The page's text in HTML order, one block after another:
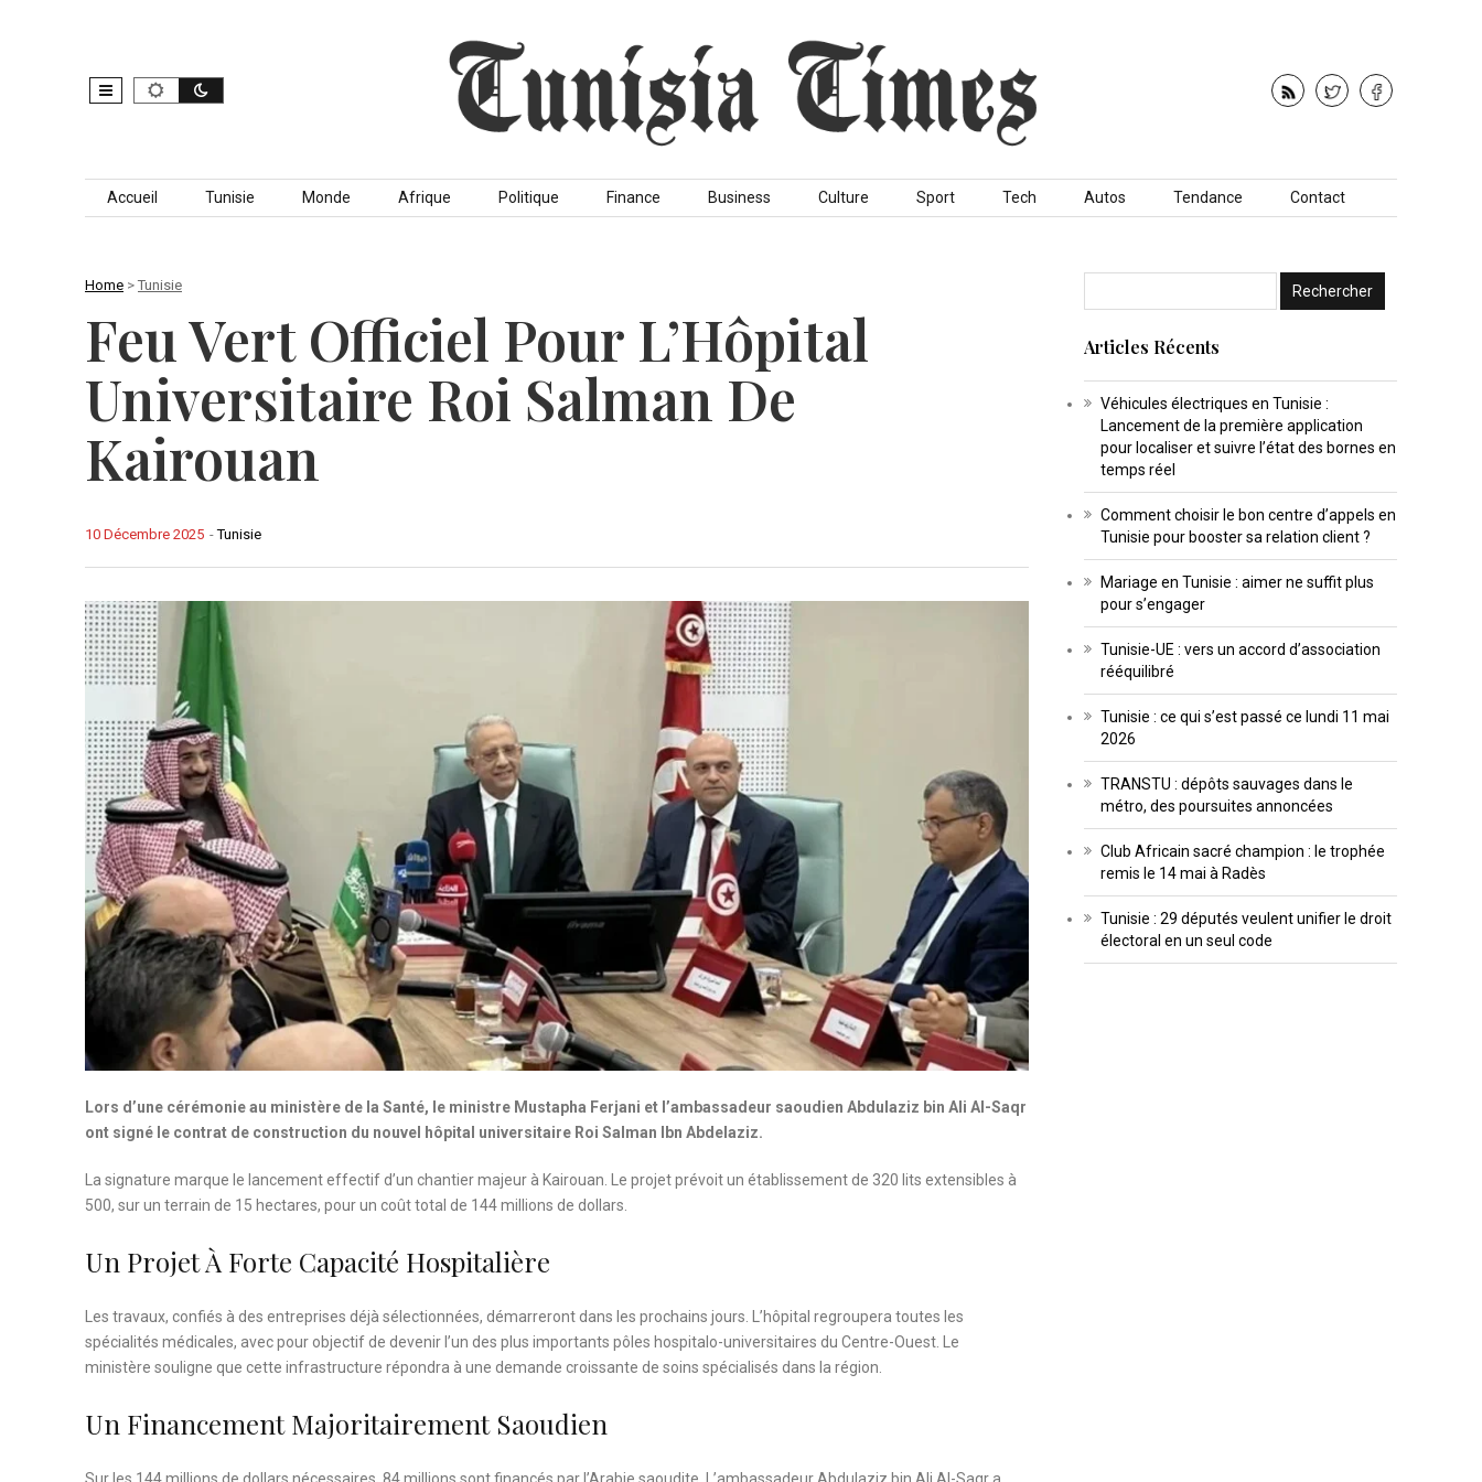
Skip to content
Accueil Tunisie Monde Afrique Politique Finance Business Culture Sport Tech Autos Tendance Contact
Home > Tunisie
Feu Vert Officiel Pour L’Hôpital
Universitaire Roi Salman De
Kairouan
-Tunisie
10 Décembre 2025
Lors d’une cérémonie au ministère de la Santé, le ministre Mustapha Ferjani et l’ambassadeur saoudien Abdulaziz bin Ali Al-Saqr
ont signé le contrat de construction du nouvel hôpital universitaire Roi Salman Ibn Abdelaziz.
La signature marque le lancement effectif d’un chantier majeur à Kairouan. Le projet prévoit un établissement de 320 lits extensibles à
500, sur un terrain de 15 hectares, pour un coût total de 144 millions de dollars.
Un Projet À Forte Capacité Hospitalière
Les travaux, confiés à des entreprises déjà sélectionnées, démarreront dans les prochains jours. L’hôpital regroupera toutes les
spécialités médicales, avec pour objectif de devenir l’un des plus importants pôles hospitalo-universitaires du Centre-Ouest. Le
ministère souligne que cette infrastructure répondra à une demande croissante de soins spécialisés dans la région.
Un Financement Majoritairement Saoudien
Articles Récents
Véhicules électriques en Tunisie :
Lancement de la première application
pour localiser et suivre l’état des bornes en
temps réel
Comment choisir le bon centre d’appels en
Tunisie pour booster sa relation client ?
Mariage en Tunisie : aimer ne suffit plus
pour s’engager
Tunisie-UE : vers un accord d’association
rééquilibré
Tunisie : ce qui s’est passé ce lundi 11 mai
2026
TRANSTU : dépôts sauvages dans le
métro, des poursuites annoncées
Club Africain sacré champion : le trophée
remis le 14 mai à Radès
Tunisie : 29 députés veulent unifier le droit
électoral en un seul code